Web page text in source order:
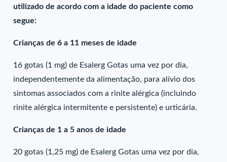
utilizado de acordo com a idade do paciente como
segue:
Crianças de 6 a 11 meses de idade
16 gotas (1 mg) de Esalerg Gotas uma vez por dia,
independentemente da alimentação, para alívio dos
sintomas associados com a rinite alérgica (incluindo
rinite alérgica intermitente e persistente) e urticária.
Crianças de 1 a 5 anos de idade
20 gotas (1,25 mg) de Esalerg Gotas uma vez por dia,